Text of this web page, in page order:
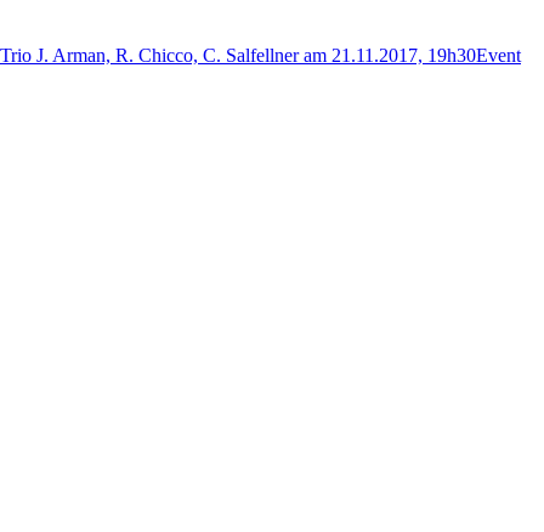
Trio J. Arman, R. Chicco, C. Salfellner am 21.11.2017, 19h30Event